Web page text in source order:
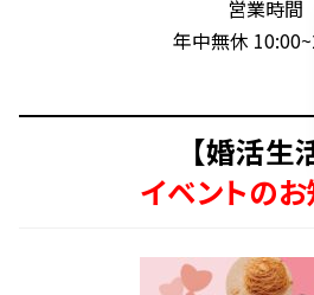
営業時間
年中無休
【婚活生
イベントの